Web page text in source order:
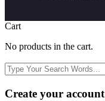
Cart
No products in the cart.
Create your account